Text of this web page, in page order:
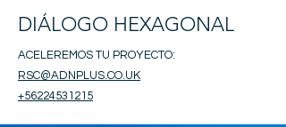
DIÁLOGO HEXAGONAL
ACELEREMOS TU PROYECTO:
RSC@ADNPLUS.CO.UK
+56224531215